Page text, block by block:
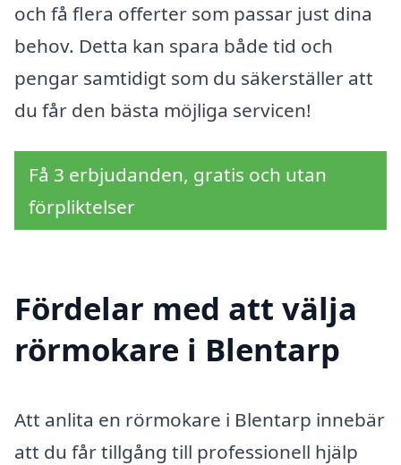
och få flera offerter som passar just dina
behov. Detta kan spara både tid och
pengar samtidigt som du säkerställer att
du får den bästa möjliga servicen!
Få 3 erbjudanden, gratis och utan
förpliktelser
Fördelar med att välja
rörmokare i Blentarp
Att anlita en rörmokare i Blentarp innebär
att du får tillgång till professionell hjälp